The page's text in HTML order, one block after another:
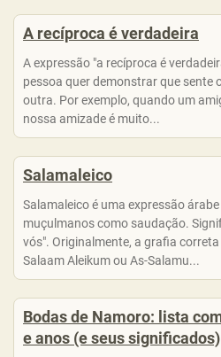
A recíproca é verdadeira
A expressão "a recíproca é
pessoa quer demonstrar que sente
outra. Por exemplo, quando um
nossa amizade é muito...
Salamaleico
Salamaleico é uma expressão
muçulmanos como saudação.
vós". Originalmente, a grafia
Salaam Aleikum ou As-Salamu...
Bodas de Namoro: lista
e anos (e seus significados)